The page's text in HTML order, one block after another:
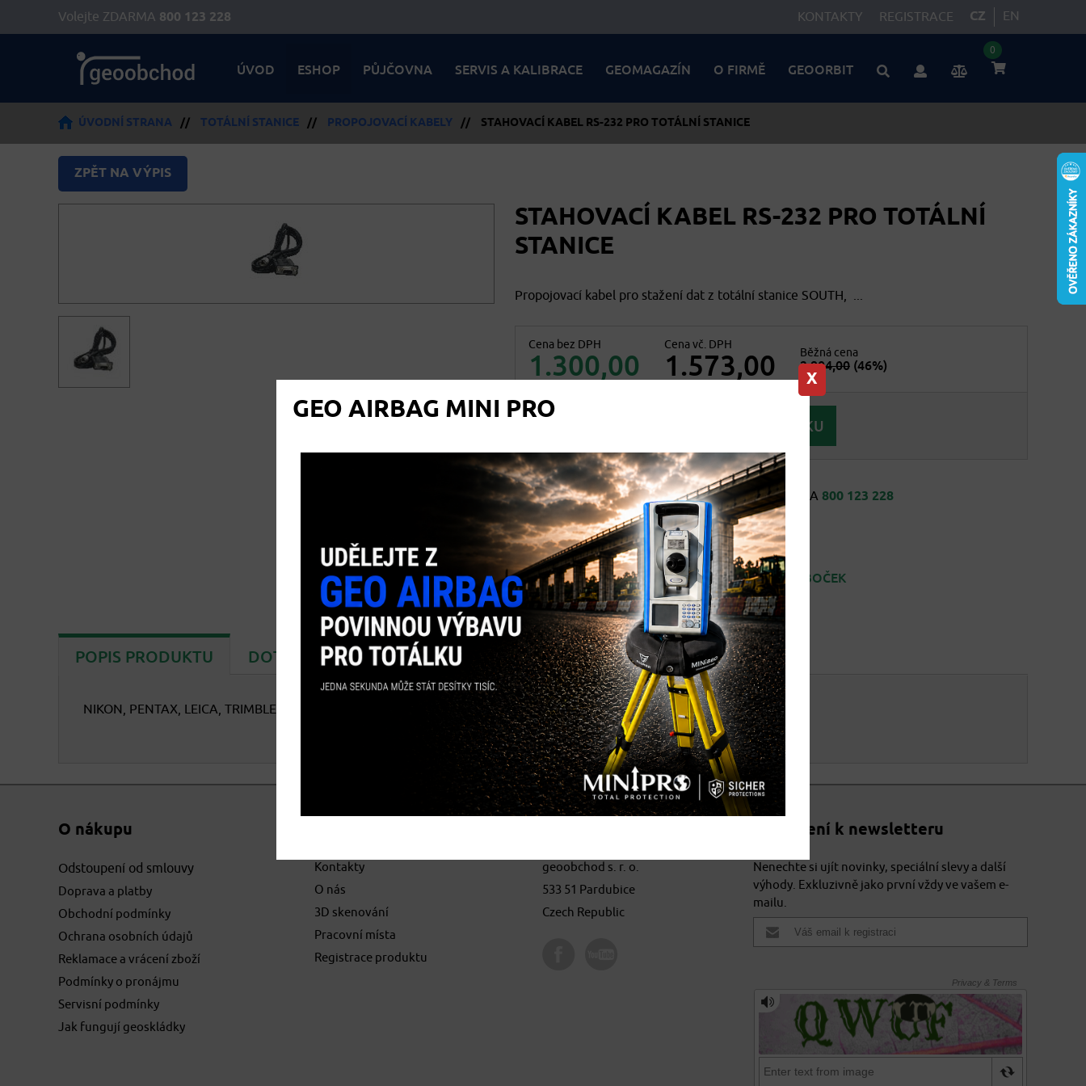
X
GEO AIRBAG MINI PRO
Volejte ZDARMA 800 123 228 KONTAKTY REGISTRACE CZ EN
ÚVOD ESHOP PŮJČOVNA SERVIS A KALIBRACE GEOMAGAZÍN O FIRMĚ GEOORBIT
0
ÚVODNÍ STRANA // TOTÁLNÍ STANICE // PROPOJOVACÍ KABELY // STAHOVACÍ KABEL RS-232 PRO TOTÁLNÍ STANICE
ZPĚT NA VÝPIS
STAHOVACÍ KABEL RS-232 PRO TOTÁLNÍ
STANICE
Propojovací kabel pro stažení dat z totální stanice SOUTH, ...
Cena bez DPH
1.300,00
Cena vč. DPH
1.573,00 Běžná cena
2.904,00 (46%)
Přidat k porovnání Volejte ZDARMA 800 123 228
VÝROBCE:
SOUTH
KÓD PRODUKTU:
600
EXPEDICE:
SKLADEM NA NĚKTERÉ Z POBOČEK
POPIS PRODUKTU DOTAZ NA PRODEJCE
NIKON, PENTAX, LEICA, TRIMBLE, SPECTRA PRECISION, ... .
osobních údajů
O nákupu
Odstoupení od smlouvy
Doprava a platby
Obchodní podmínky
Ochrana osobních údajů
Reklamace a vrácení zboží
Podmínky o pronájmu
Servisní podmínky
Jak fungují geoskládky
Kontakty
O nás
3D skenování
Pracovní místa
Registrace produktu
geoobchod s. r. o.
533 51 Pardubice
Czech Republic
Přihlášení k newsletteru
Nenechte si ujít novinky, speciální slevy a další
výhody. Exkluzivně jako první vždy ve vašem e-
mailu.